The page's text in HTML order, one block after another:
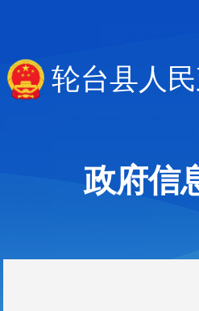
轮台县人
政府信